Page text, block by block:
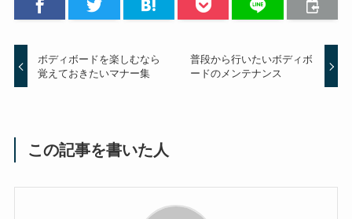
ボディボードを楽しむなら
覚えておきたいマナー集
普段から行いたいボディボ
ードのメンテナンス
この記事を書いた人